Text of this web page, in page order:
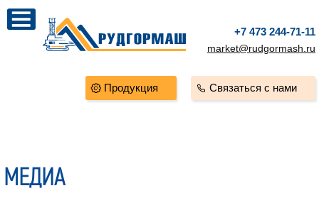
+7 473 244-71-11
market@rudgormash.ru
Связаться с нами
Продукция
МЕДИА